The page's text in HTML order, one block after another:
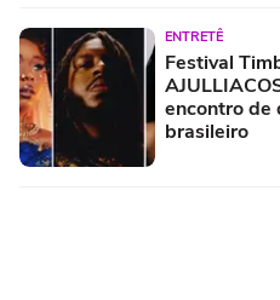
ENTRETÊ
Festival
encontro de
brasileiro